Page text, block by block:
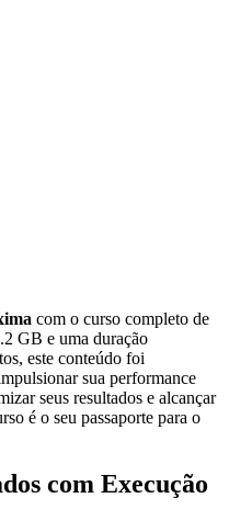
com o curso completo de
GB e uma duração
este conteúdo foi
sua performance
seus resultados e alcançar
é o seu passaporte para o
com Execução